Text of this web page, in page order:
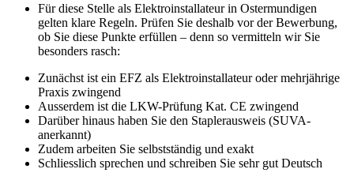
Für diese Stelle als Elektroinstallateur in Ostermundigen
gelten klare Regeln. Prüfen Sie deshalb vor der Bewerbung,
ob Sie diese Punkte erfüllen – denn so vermitteln wir Sie
besonders rasch:
Zunächst ist ein EFZ als Elektroinstallateur oder mehrjährige
Praxis zwingend
Ausserdem ist die LKW-Prüfung Kat. CE zwingend
Darüber hinaus haben Sie den Staplerausweis (SUVA-
anerkannt)
Zudem arbeiten Sie selbstständig und exakt
Schliesslich sprechen und schreiben Sie sehr gut Deutsch